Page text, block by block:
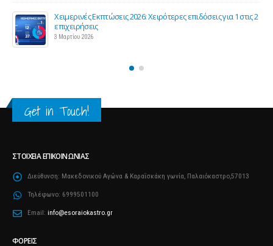
Χειμερινές Εκπτώσεις 2026: Χειρότερες επιδόσεις για 1 στις 2
επιχειρήσεις
3 Μαρτίου 2026
Get in Touch!
ΣΤΟΙΧΕΊΑ ΕΠΙΚΟΙΝΩΝΊΑΣ
Διεύθυνση: Μακεδονικού Αγώνα & Καραΐσκάκη γωνία, Παλαιόκαστρο,57013
Τηλέφωνο: 6999501100
Email: info@esoraiokastro.gr
ΦΟΡΕΊΣ